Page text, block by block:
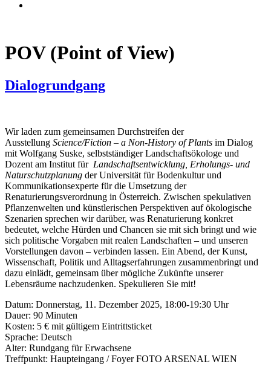
POV (Point of View)
Dialogrundgang
Wir laden zum gemeinsamen Durchstreifen der
Ausstellung Science/Fiction – a Non-History of Plants im Dialog
mit Wolfgang Suske, selbstständiger Landschaftsökologe und
Dozent am Institut für Landschaftsentwicklung, Erholungs- und
Naturschutzplanung der Universität für Bodenkultur und
Kommunikationsexperte für die Umsetzung der
Renaturierungsverordnung in Österreich. Zwischen spekulativen
Pflanzenwelten und künstlerischen Perspektiven auf ökologische
Szenarien sprechen wir darüber, was Renaturierung konkret
bedeutet, welche Hürden und Chancen sie mit sich bringt und wie
sich politische Vorgaben mit realen Landschaften – und unseren
Vorstellungen davon – verbinden lassen. Ein Abend, der Kunst,
Wissenschaft, Politik und Alltagserfahrungen zusammenbringt und
dazu einlädt, gemeinsam über mögliche Zukünfte unserer
Lebensräume nachzudenken. Spekulieren Sie mit!
Datum: Donnerstag, 11. Dezember 2025, 18:00-19:30 Uhr
Dauer: 90 Minuten
Kosten: 5 € mit gültigem Eintrittsticket
Sprache: Deutsch
Alter: Rundgang für Erwachsene
Treffpunkt: Haupteingang / Foyer FOTO ARSENAL WIEN